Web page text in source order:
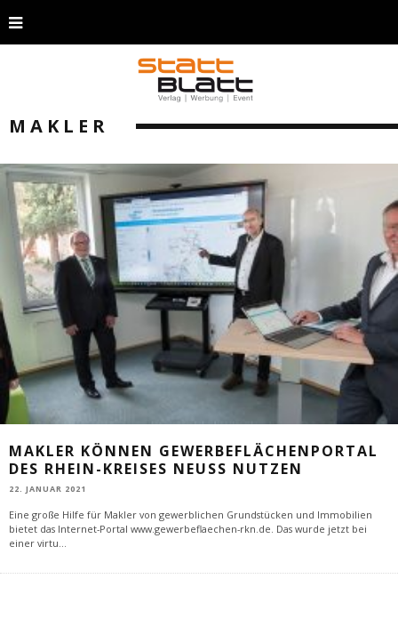
MAKLER
MAKLER KÖNNEN GEWERBEFLÄCHENPORTAL
DES RHEIN-KREISES NEUSS NUTZEN
22. JANUAR 2021
Eine große Hilfe für Makler von gewerblichen Grundstücken und Immobilien
bietet das Internet-Portal www.gewerbeflaechen-rkn.de. Das wurde jetzt bei
einer virtu...